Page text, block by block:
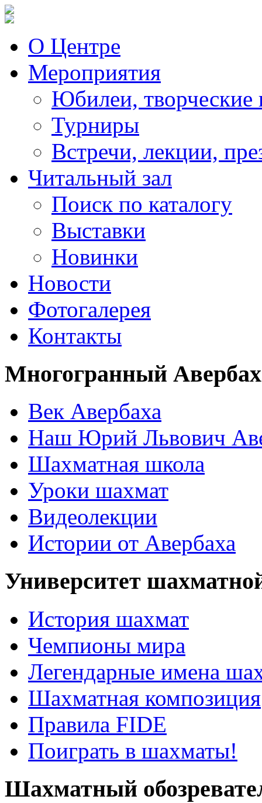
О Центре
Мероприятия
Юбилеи, творческие
Турниры
Встречи, лекции,
Читальный зал
Поиск по каталогу
Выставки
Новинки
Новости
Фотогалерея
Контакты
Многогранный Авербах
Век Авербаха
Наш Юрий Львович
Шахматная школа
Уроки шахмат
Видеолекции
Истории от Авербаха
Университет
История шахмат
Чемпионы мира
Легендарные имена
Шахматная композиция
Правила FIDE
Поиграть в шахматы!
Шахматный